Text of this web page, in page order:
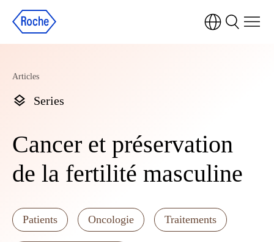
Articles
Series
Cancer et préservation
de la fertilité masculine
Patients Oncologie Traitements